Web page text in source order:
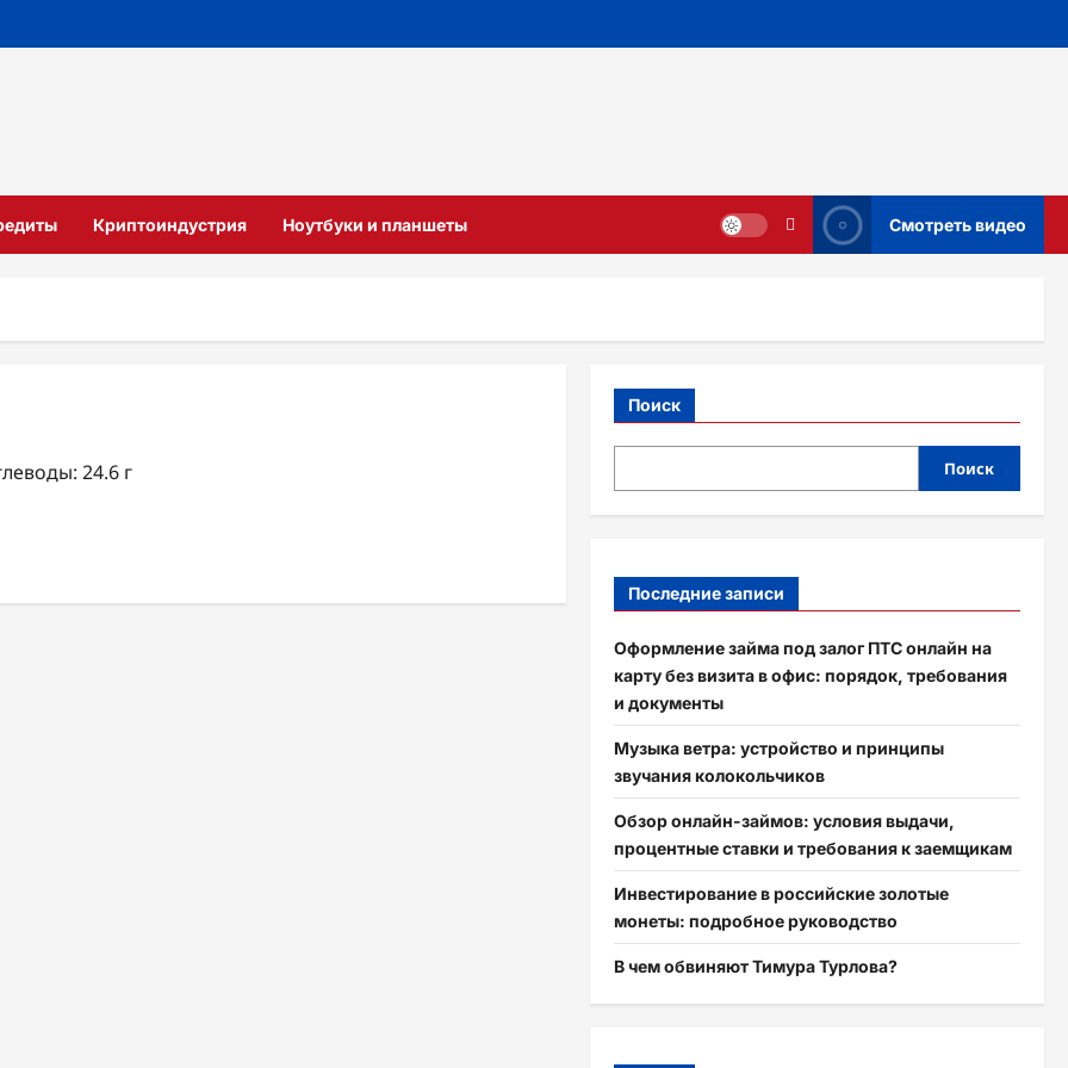
Криптоиндустрия Ноутбуки и планшеты Смотреть видео
24.6 г
Поиск
Поиск
Последние записи
Оформление займа под залог ПТС онлайн на
карту без визита в офис: порядок, требования
и документы
Музыка ветра: устройство и принципы
звучания колокольчиков
Обзор онлайн-займов: условия выдачи,
процентные ставки и требования к заемщикам
Инвестирование в российские золотые
монеты: подробное руководство
В чем обвиняют Тимура Турлова?